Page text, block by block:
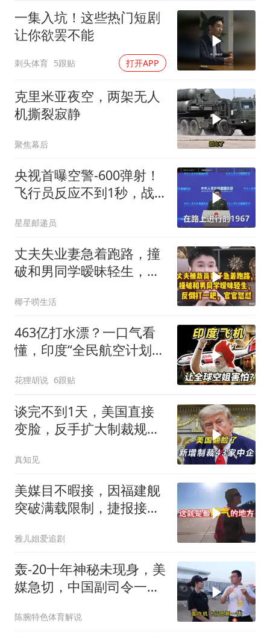
一集入坑！这些热门短剧
让你欲罢不能
刺头体育 5跟贴 打开APP
克里米亚夜空，两架无人
机撕裂寂静
聚焦幕后
央视首曝空警-600弹射！
飞行员反应不到1秒，战
星星邮递员
丈夫失业妻急着跑路，撞
破和男同学暧昧轻生，反
椰子唠生活
463亿打水漂？一口气看
懂，印度“全民航空计划”
花狸胡说 6跟贴
谈完不到1天，美国直接
变脸，反手扩大制裁规
真知见
美媒目不暇接，因福建舰
突破满载限制，捷报接连
雅儿姐爱追剧
轰-20十年神秘未现身，美
媒急切，中国副司令一句
陈腕特色体育解说